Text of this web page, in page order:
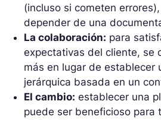
(incluso si cometen
depender de una
La colaboración: para
expectativas del cliente, se
más en lugar de establecer
jerárquica basada en un
El cambio: establecer una
puede ser beneficioso para